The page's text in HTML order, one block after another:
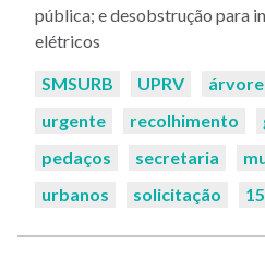
pública; e desobstrução para
elétricos
Palavras-
SMSURB UPRV árvore
urgente
recolhimento
pedaços
secretaria
urbanos
solicitação